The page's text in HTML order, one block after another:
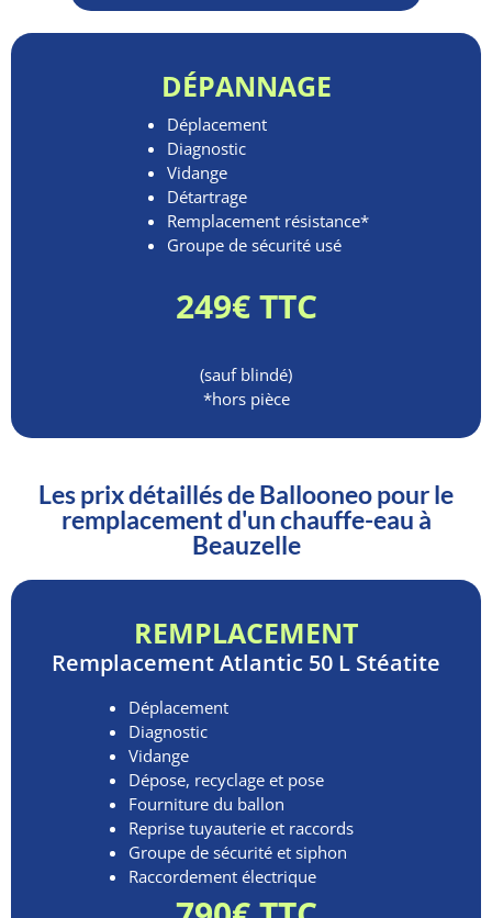
DÉPANNAGE
Déplacement
Diagnostic
Vidange
Détartrage
Remplacement résistance*
Groupe de sécurité usé
249€ TTC
(sauf blindé)
*hors pièce
Les prix détaillés de Ballooneo pour le
remplacement d'un chauffe-eau à
Beauzelle
REMPLACEMENT
RemplacementAtlantic 50 L Stéatite
Déplacement
Diagnostic
Vidange
Dépose, recyclage et pose
Fourniture du ballon
Reprise tuyauterie et raccords
Groupe de sécurité et siphon
Raccordement électrique